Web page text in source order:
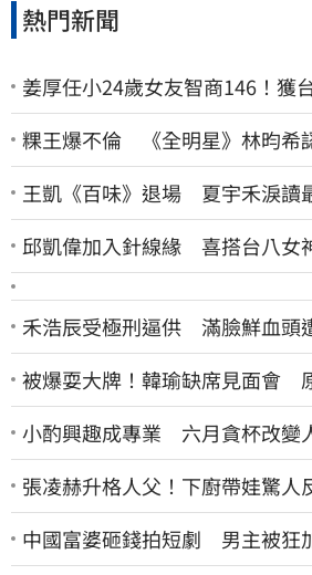
熱門新聞
姜厚任小24歲女友智商146！獲
粿王爆不倫 《全明星》林昀希
王凱《百味》退場 夏宇禾淚讀
邱凱偉加入針線緣 喜搭台八女
禾浩辰受極刑逼供 滿臉鮮血頭
被爆耍大牌！韓瑜缺席見面會
小酌興趣成專業 六月貪杯改變
張凌赫升格人父！下廚帶娃驚人
中國富婆砸錢拍短劇 男主被狂